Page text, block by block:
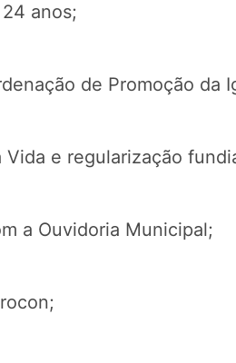
anos;
de Promoção da
e regularização
a Ouvidoria Municipal;